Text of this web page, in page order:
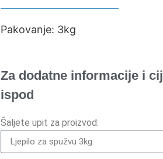
Pakovanje: 3kg
Za dodatne informacije i
ispod
Šaljete upit za proizvod: